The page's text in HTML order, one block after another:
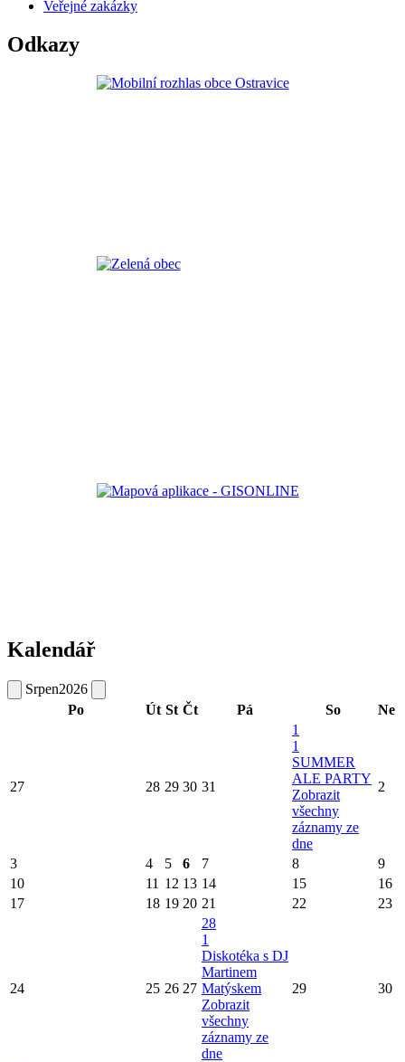
Veřejné zakázky
Odkazy
Kalendář
Srpen2026
Po
Út St Čt Pá So Ne
27 28 29 30 31
1
1
SUMMER
ALE PARTY
Zobrazit
všechny
záznamy ze
dne
2
3 4 5 6 7 8
9
10
11 12 13 14 15
16
17
18 19 20 21 22 23
24 25 26 27
28
1
Diskotéka s DJ
Martinem
Matýskem
Zobrazit
všechny
záznamy ze
dne
29 30